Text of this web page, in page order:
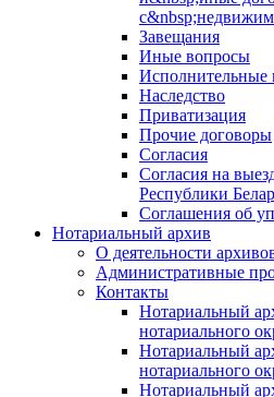
Завещания
Иные вопросы
Исполнительные
Наследство
Приватизация
Прочие договоры
Согласия
Согласия на
Республики
Соглашения об
Нотариальный архив
О деятельности
Административные
Контакты
Нотариальный
нотариального
Нотариальный
нотариального
Нотариальный